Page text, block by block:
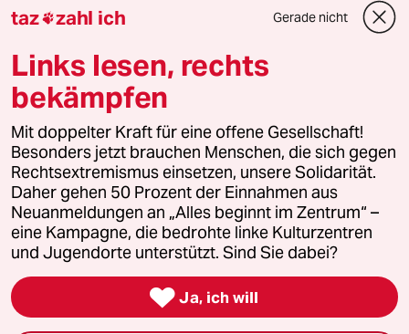
Downloads für Abonnierende
© 2026 taz Verlags und Vertriebs GmbH
Alle Rechte vorbehalten. Bei rechtlichen Fragen oder für Genehmigungen
wenden Sie sich bitte an
lizenzen@taz.de
Feedback Redaktionsstatut Kommune-Richtlinien
Leitlinie Informant Datenschutz Impressum AGB
Seitenwende Einwilligungen widerrufen (Ads)
taz zahl ich Gerade nicht
Links lesen, rechts
bekämpfen
Mit doppelter Kraft für eine offene Gesellschaft!
Besonders jetzt brauchen Menschen, die sich gegen
Rechtsextremismus einsetzen, unsere Solidarität.
Daher gehen 50 Prozent der Einnahmen aus
Neuanmeldungen an „Alles beginnt im Zentrum“ –
eine Kampagne, die bedrohte linke Kulturzentren
und Jugendorte unterstützt. Sind Sie dabei?
 Ja, ich will